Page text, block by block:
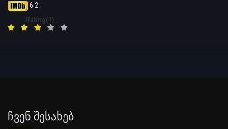
6.2
Rating(1)
Ჩვენ Შესახებ